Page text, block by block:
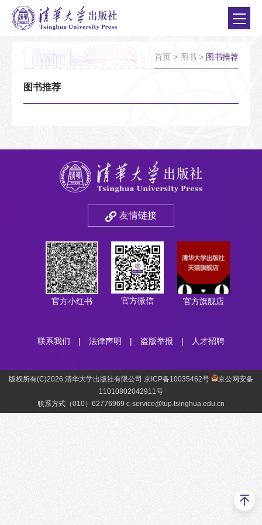
首页 > 图书 > 图书推荐
图书推荐
友情链接
官方小红书 官方微信 官方旗舰店
联系我们 | 法律声明 | 盗版举报 | 人才招聘
版权所有(C)2026 清华大学出版社有限公司 京ICP备10035462号
京公网安备
11010802042911号
联系方式（010）62776969 c-service@tup.tsinghua.edu.cn